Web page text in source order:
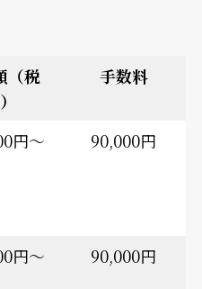
（税
手数料
円～ 90,000円
円～ 90,000円